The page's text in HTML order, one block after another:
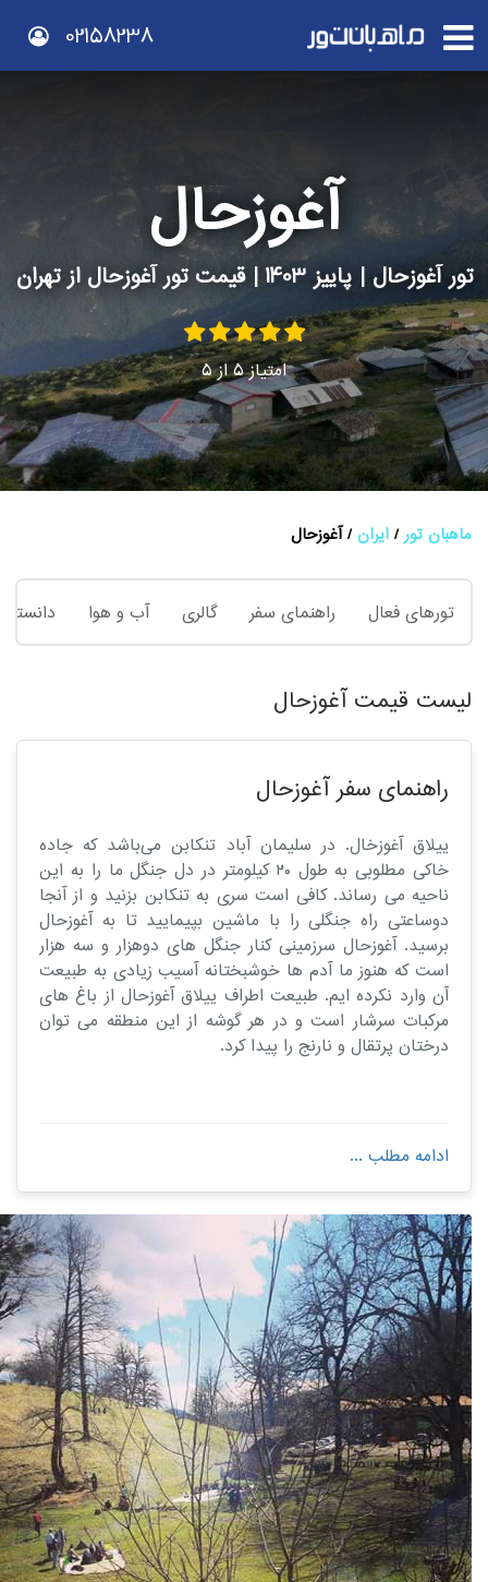
02158238
آغوزحال
تور آغوزحال | پاییز 1403 | قیمت تور آغوزحال از تهران
امتیاز5از5
ماهبان تور ایران آغوزحال
تورهای فعال راهنمای سفر گالری آب و هوا
لیست قیمت آغوزحال
راهنمای سفر آغوزحال
ییلاق آغوزخال. در سلیمان‌ آباد تنکابن می‌باشد که جاده
خاکی مطلوبی به طول ۲۰ کیلومتر در دل جنگل ما را به این
ناحیه می رساند. کافی است سری به تنکابن بزنید و از آنجا
دوساعتی راه جنگلی را با ماشین بپیمایید تا به آغوزحال
برسید. آغوزحال سرزمینی کنار جنگل های دوهزار و سه هزار
است که هنوز ما آدم ها خوشبختانه آسیب زیادی به طبیعت
آن وارد نکرده ایم. طبیعت اطراف ییلاق آغوزحال از باغ های
مرکبات سرشار است و در هر گوشه از این منطقه می توان
درختان پرتقال و نارنج را پیدا کرد.
ادامه مطلب ...